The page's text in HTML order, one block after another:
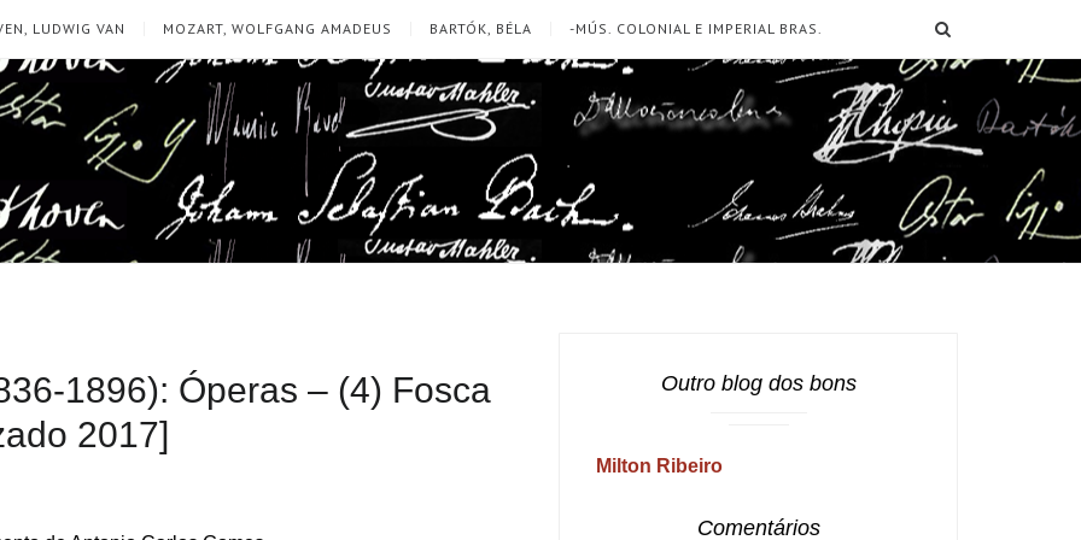
LUDWIG VAN MOZART, WOLFGANG AMADEUS BARTÓK, BÉLA -MÚS. COLONIAL E IMPERIAL BRAS.
1896): Óperas – (4) Fosca
2017]
Outro blog dos bons
Milton Ribeiro
Comentários